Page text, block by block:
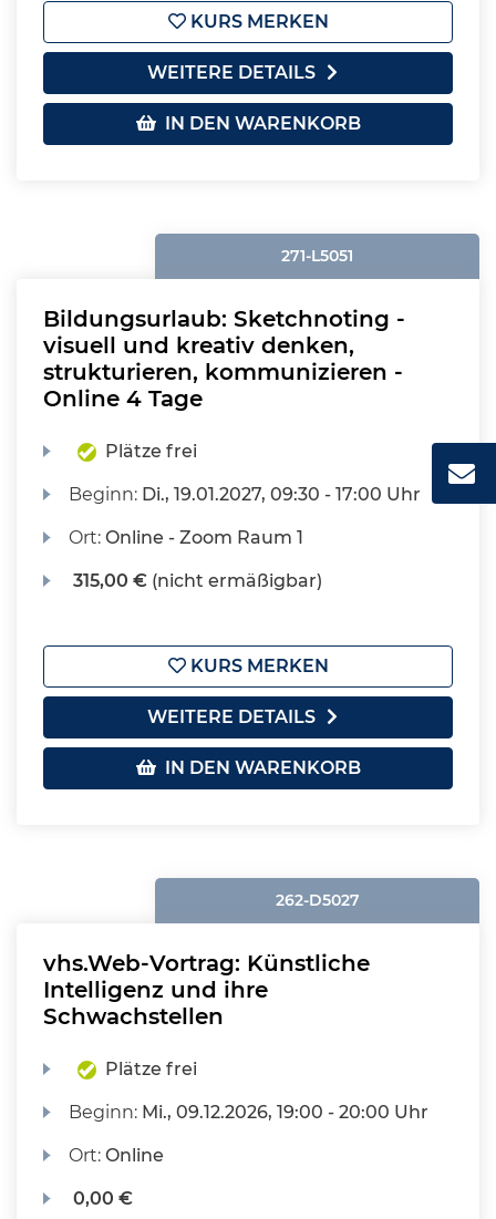
KURS MERKEN
WEITERE DETAILS
IN DEN WARENKORB
271-L5051
Bildungsurlaub: Sketchnoting -
visuell und kreativ denken,
strukturieren, kommunizieren -
Online 4 Tage
Plätze frei
Beginn: Di., 19.01.2027, 09:30 - 17:00 Uhr
Ort:Online - Zoom Raum 1
315,00 € (nicht ermäßigbar)
KURS MERKEN
WEITERE DETAILS
IN DEN WARENKORB
262-D5027
vhs.Web-Vortrag: Künstliche
Intelligenz und ihre
Schwachstellen
Plätze frei
Beginn: Mi., 09.12.2026, 19:00 - 20:00 Uhr
Ort:Online
0,00 €